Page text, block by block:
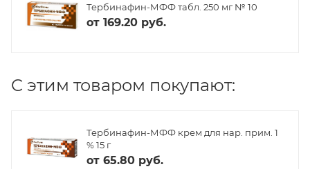
Тербинафин-МФФ табл. 250 мг № 10
от 169.20 руб.
C этим товаром покупают:
Тербинафин-МФФ крем для нар. прим. 1
% 15 г
от 65.80 руб.